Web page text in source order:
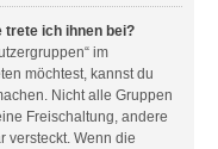
trete ich ihnen bei?
im
möchtest, kannst du
Nicht alle Gruppen
Freischaltung, andere
versteckt. Wenn die